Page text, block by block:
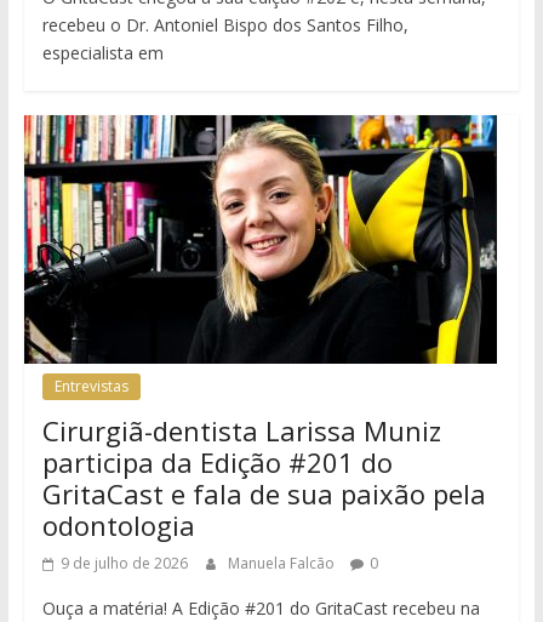
recebeu o Dr. Antoniel Bispo dos Santos Filho,
especialista em
Entrevistas
Cirurgiã-dentista Larissa Muniz
participa da Edição #201 do
GritaCast e fala de sua paixão pela
odontologia
9 de julho de 2026 Manuela Falcão 0
Ouça a matéria! A Edição #201 do GritaCast recebeu na